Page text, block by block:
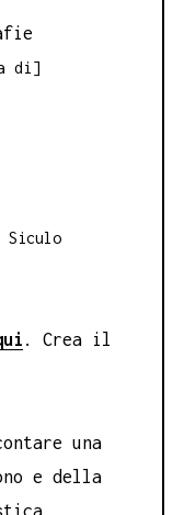
di]
Siculo
. Crea il
una
e della